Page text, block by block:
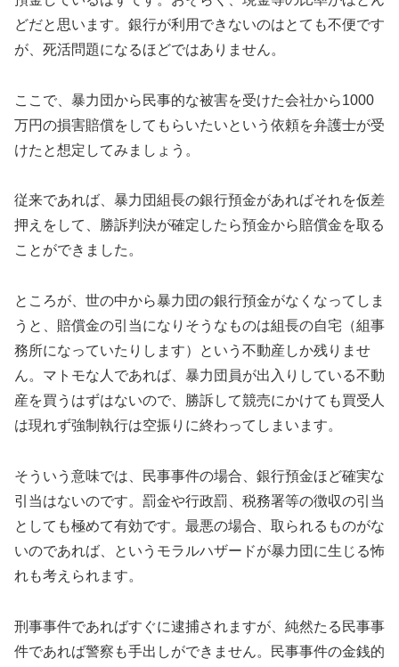
どだと思います。銀行が利用できないのはとても不便です
が、死活問題になるほどではありません。
ここで、暴力団から民事的な被害を受けた会社から1000
万円の損害賠償をしてもらいたいという依頼を弁護士が受
けたと想定してみましょう。
従来であれば、暴力団組長の銀行預金があればそれを仮差
押えをして、勝訴判決が確定したら預金から賠償金を取る
ことができました。
ところが、世の中から暴力団の銀行預金がなくなってしま
うと、賠償金の引当になりそうなものは組長の自宅（組事
務所になっていたりします）という不動産しか残りませ
ん。マトモな人であれば、暴力団員が出入りしている不動
産を買うはずはないので、勝訴して競売にかけても買受人
は現れず強制執行は空振りに終わってしまいます。
そういう意味では、民事事件の場合、銀行預金ほど確実な
引当はないのです。罰金や行政罰、税務署等の徴収の引当
としても極めて有効です。最悪の場合、取られるものがな
いのであれば、というモラルハザードが暴力団に生じる怖
れも考えられます。
刑事事件であればすぐに逮捕されますが、純然たる民事事
件であれば警察も手出しができません。民事事件の金銭的